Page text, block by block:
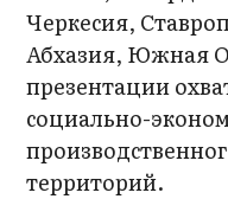
Черкесия,
Абхазия, Южная
презентации
социально-
территорий.